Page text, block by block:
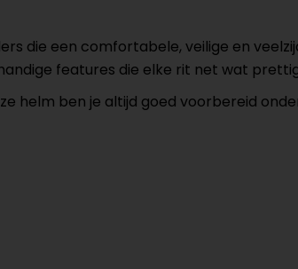
die een comfortabele, veilige en
features die elke rit net wat
helm ben je altijd goed voorbereid